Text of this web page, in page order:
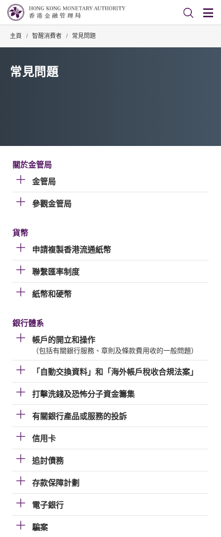
主頁 / 智醒消費者 / 常見問題
常見問題
關於金管局
金管局
參觀金管局
貨幣
申請複製香港流通紙幣
聯繫匯率制度
紙幣和硬幣
銀行體系
帳戶的開立和操作
（包括有關銀行服務、章則及條款費用收的一般問題）
「自動交換資料」和「海外帳戶稅收合規法案」
打擊洗錢及恐怖分子資金籌集
有關銀行產品或服務的投訴
信用卡
追討債務
存款保障計劃
電子銀行
騙案